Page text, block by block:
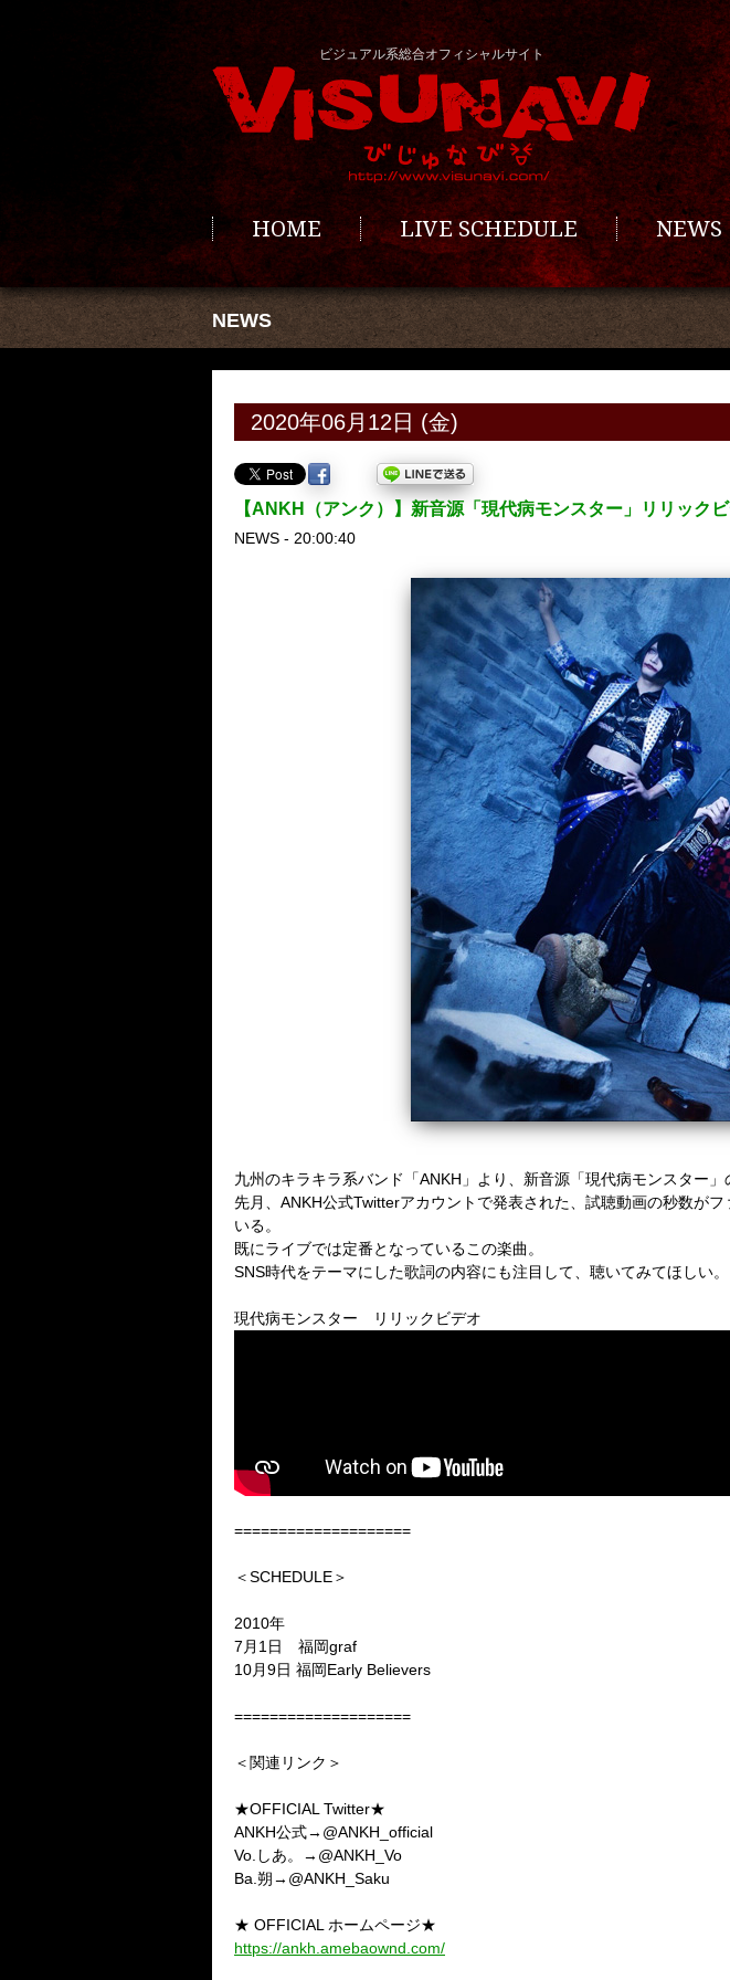
ビジュアル系総合オフィシャルサイト
HOME LIVE SCHEDULE NEWS
NEWS
2020年06月12日 (金)
【ANKH（アンク）】新音源「現代病モンスター」リリックビ
NEWS - 20:00:40
九州のキラキラ系バンド「ANKH」より、新音源「現代病モンスター」
先月、ANKH公式Twitterアカウントで発表された、試聴動画の秒数が
いる。
既にライブでは定番となっているこの楽曲。
SNS時代をテーマにした歌詞の内容にも注目して、聴いてみてほしい。
現代病モンスター リリックビデオ
====================
＜SCHEDULE＞
2010年
7月1日 福岡graf
10月9日 福岡Early Believers
====================
＜関連リンク＞
★OFFICIAL Twitter★
ANKH公式→@ANKH_official
Vo.しあ。→@ANKH_Vo
Ba.朔→@ANKH_Saku
★ OFFICIAL ホームページ★
https://ankh.amebaownd.com/